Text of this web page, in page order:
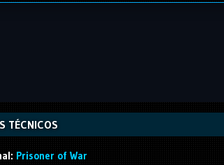
TÉCNICOS
Prisoner of War